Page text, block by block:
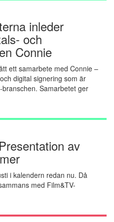
inleder
och
Connie
ett samarbete med Connie –
digital signering som är
Samarbetet ger
av
i kalendern redan nu. Då
med Film&TV-